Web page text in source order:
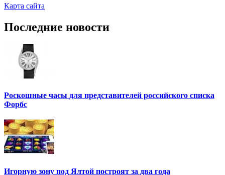
Карта сайта
Последние новости
Роскошные часы для представителей российского списка
Форбс
Игорную зону под Ялтой построят за два года